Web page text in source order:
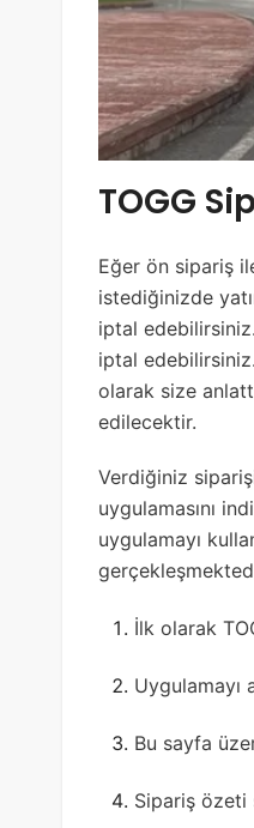
TOGG
Eğer ön sipariş
istediğinizde
iptal
iptal
olarak size
edilecektir.
Verdiğiniz
uygulamasını
uygulamayı
İlk olarak
Uygulamayı
Bu sayfa
Sipariş özeti